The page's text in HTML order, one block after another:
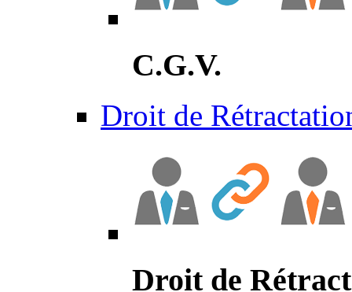
C.G.V.
Droit de
Droit de